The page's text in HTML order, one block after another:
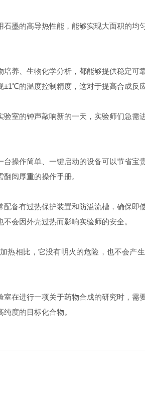
墨的高导热性能，能够实现大面积的均
、生物化学分析，都能够提供稳定可
的温度控制精度，这对于提高合成反
的钟声敲响新的一天，实验师们急需
作简单、一键启动的设备可以节省宝
阅厚重的操作手册。
有过热保护装置和防溢流槽，确保即
会因外壳过热而影响实验师的安全。
相比，它没有明火的危险，也不会产
进行一项关于药物合成的研究时，需
度的目标化合物。